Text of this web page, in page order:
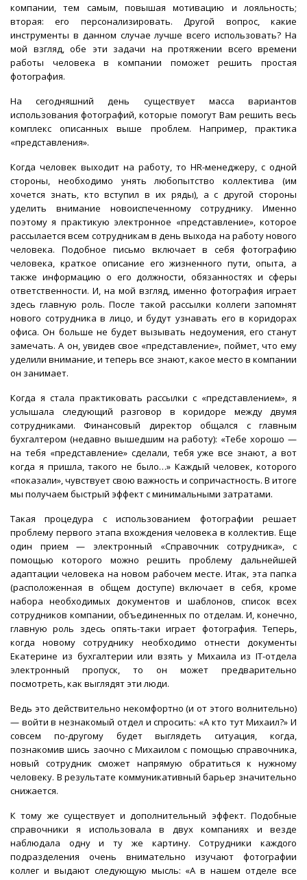
компании, тем самым, повышая мотивацию и лояльность;
вторая: его персонализировать. Другой вопрос, какие
инструменты в данном случае лучше всего использовать? На
мой взгляд, обе эти задачи на протяжении всего времени
работы человека в компании поможет решить простая
фотография.
На сегодняшний день существует масса вариантов
использования фотографий, которые помогут Вам решить весь
комплекс описанных выше проблем. Например, практика
«представления».
Когда человек выходит на работу, то HR-менеджеру, с одной
стороны, необходимо унять любопытство коллектива (им
хочется знать, кто вступил в их ряды), а с другой стороны
уделить внимание новоиспеченному сотруднику. Именно
поэтому я практикую электронное «представление», которое
рассылается всем сотрудникам в день выхода на работу нового
человека. Подобное письмо включает в себя фотографию
человека, краткое описание его жизненного пути, опыта, а
также информацию о его должности, обязанностях и сферы
ответственности. И, на мой взгляд, именно фотография играет
здесь главную роль. После такой рассылки коллеги запомнят
нового сотрудника в лицо, и будут узнавать его в коридорах
офиса. Он больше не будет вызывать недоумения, его станут
замечать. А он, увидев свое «представление», поймет, что ему
уделили внимание, и теперь все знают, какое место в компании
он занимает.
Когда я стала практиковать рассылки с «представлением», я
услышала следующий разговор в коридоре между двумя
сотрудниками. Финансовый директор общался с главным
бухгалтером (недавно вышедшим на работу): «Тебе хорошо —
на тебя «представление» сделали, тебя уже все знают, а вот
когда я пришла, такого не было…» Каждый человек, которого
«показали», чувствует свою важность и сопричастность. В итоге
мы получаем быстрый эффект с минимальными затратами.
Такая процедура с использованием фотографии решает
проблему первого этапа вхождения человека в коллектив. Еще
один прием — электронный «Справочник сотрудника», с
помощью которого можно решить проблему дальнейшей
адаптации человека на новом рабочем месте. Итак, эта папка
(расположенная в общем доступе) включает в себя, кроме
набора необходимых документов и шаблонов, список всех
сотрудников компании, объединенных по отделам. И, конечно,
главную роль здесь опять-таки играет фотография. Теперь,
когда новому сотруднику необходимо отнести документы
Екатерине из бухгалтерии или взять у Михаила из IT-отдела
электронный пропуск, то он может предварительно
посмотреть, как выглядят эти люди.
Ведь это действительно некомфортно (и от этого волнительно)
— войти в незнакомый отдел и спросить: «А кто тут Михаил?» И
совсем по-другому будет выглядеть ситуация, когда,
познакомив шись заочно с Михаилом с помощью справочника,
новый сотрудник сможет напрямую обратиться к нужному
человеку. В результате коммуникативный барьер значительно
снижается.
К тому же существует и дополнительный эффект. Подобные
справочники я использовала в двух компаниях и везде
наблюдала одну и ту же картину. Сотрудники каждого
подразделения очень внимательно изучают фотографии
коллег и выдают следующую мысль: «А в нашем отделе все